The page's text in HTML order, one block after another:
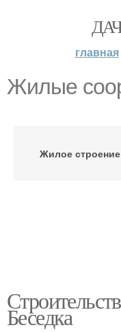
главная
Жилые
Жилое строение
Беседка